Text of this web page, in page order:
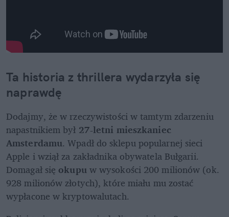
Ta historia z thrillera wydarzyła się
naprawdę
Dodajmy, że w rzeczywistości w tamtym zdarzeniu
napastnikiem był 27-letni mieszkaniec
Amsterdamu. Wpadł do sklepu popularnej sieci
Apple i wziął za zakładnika obywatela Bułgarii.
Domagał się okupu w wysokości 200 milionów (ok.
928 milionów złotych), które miału mu zostać
wypłacone w kryptowalutach.